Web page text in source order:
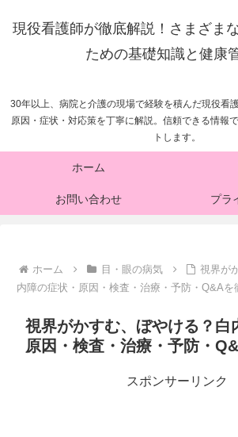
現役看護師が徹底解説！さまざま
ための基礎知識と健康
30年以上、病院と介護の現場で経験を積んだ現役看
原因・症状・対応策を丁寧に解説。信頼できる情報
トします。
ホーム
お問い合わせ プラ
ホーム 目・眼の病気
視界が
内障の症状・原因・検査・治療・予防・Q&Aを
視界がかすむ、ぼやける？白
原因・検査・治療・予防・
スポンサーリンク